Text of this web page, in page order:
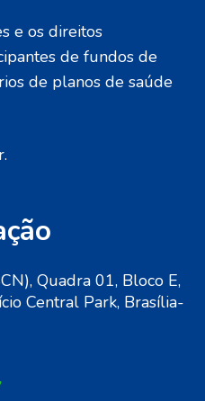
e os direitos
de fundos de
de planos de saúde
Quadra 01, Bloco E,
Central Park, Brasília-